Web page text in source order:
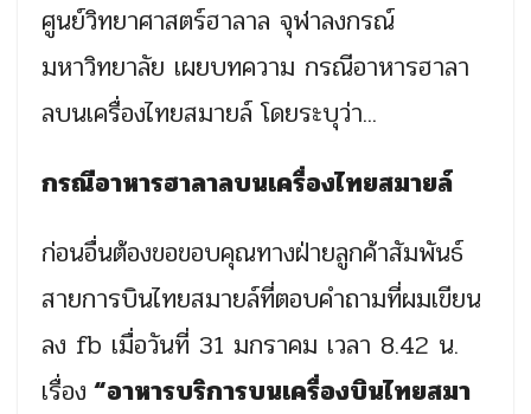
ศูนย์วิทยาศาสตร์ฮาลาล จุฬาลงกรณ์
มหาวิทยาลัย เผยบทความ กรณีอาหารฮาลา
ลบนเครื่องไทยสมายล์ โดยระบุว่า...
กรณีอาหารฮาลาลบนเครื่องไทยสมายล์
ก่อนอื่นต้องขอขอบคุณทางฝ่ายลูกค้าสัมพันธ์
สายการบินไทยสมายล์ที่ตอบคำถามที่ผมเขียน
ลง fb เมื่อวันที่ 31 มกราคม เวลา 8.42 น.
เรื่อง “อาหารบริการบนเครื่องบินไทยสมา